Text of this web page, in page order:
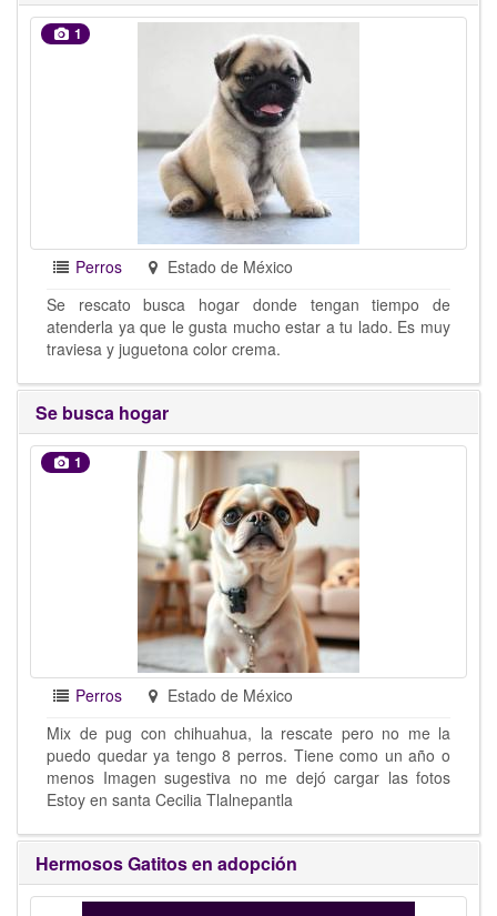
1
Perros
Estado de México
Se rescato busca hogar donde tengan tiempo de
atenderla ya que le gusta mucho estar a tu lado. Es muy
traviesa y juguetona color crema.
Se busca hogar
1
Perros
Estado de México
Mix de pug con chihuahua, la rescate pero no me la
puedo quedar ya tengo 8 perros. Tiene como un año o
menos Imagen sugestiva no me dejó cargar las fotos
Estoy en santa Cecilia Tlalnepantla
Hermosos Gatitos en adopción